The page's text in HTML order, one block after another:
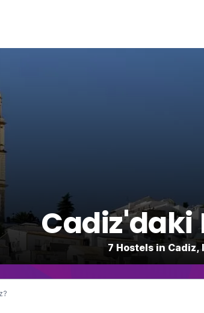
Cadiz'daki
7 Hostels in Cadiz,